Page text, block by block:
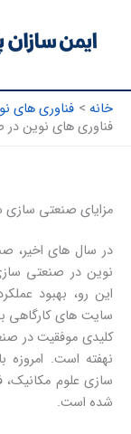
خانه
فناوری های
فناوری های نوین
مزایای صنعتی سازی
در سال های اخیر،
نوین در صنعتی
این رو، بهبود
سایت های کارگاهی
کلیدی موفقیت در
نهفته است. امروزه
سازی علوم مکانیک،
شده است.